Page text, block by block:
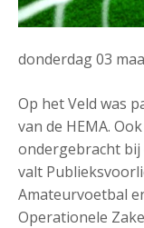
donderdag 03
Op het Veld was
van de HEMA.
ondergebracht bij
valt
Amateurvoetbal
Operationele